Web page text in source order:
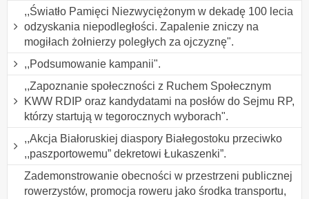
,,Światło Pamięci Niezwyciężonym w dekadę 100 lecia
odzyskania niepodległości. Zapalenie zniczy na
mogiłach żołnierzy poległych za ojczyznę".
,,Podsumowanie kampanii".
,,Zapoznanie społeczności z Ruchem Społecznym
KWW RDIP oraz kandydatami na posłów do Sejmu RP,
którzy startują w tegorocznych wyborach".
,,Akcja Białoruskiej diaspory Białegostoku przeciwko
,,paszportowemu” dekretowi Łukaszenki”.
Zademonstrowanie obecności w przestrzeni publicznej
rowerzystów, promocja roweru jako środka transportu,